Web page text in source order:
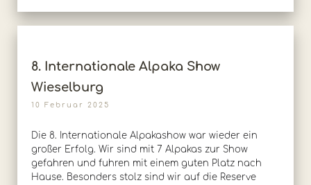
8. Internationale Alpaka Show
Wieselburg
10 Februar 2025
Die 8. Internationale Alpakashow war wieder ein
großer Erfolg. Wir sind mit 7 Alpakas zur Show
gefahren und fuhren mit einem guten Platz nach
Hause. Besonders stolz sind wir auf die Reserve